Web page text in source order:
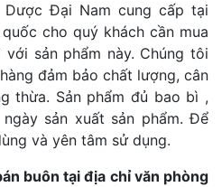
Đại Nam cung cấp tại
cho quý khách cần mua
sản phẩm này. Chúng tôi
đảm bảo chất lượng, cân
thừa. Sản phẩm đủ bao bì ,
sản xuất sản phẩm. Để
và yên tâm sử dụng.
buôn tại địa chỉ văn phòng